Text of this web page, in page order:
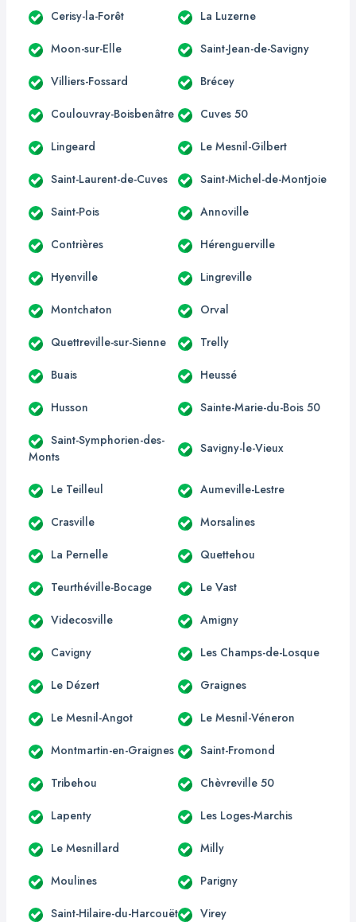
Cerisy-la-Forêt La Luzerne
Moon-sur-Elle Saint-Jean-de-Savigny
Villiers-Fossard Brécey
Coulouvray-Boisbenâtre Cuves 50
Lingeard Le Mesnil-Gilbert
Saint-Laurent-de-Cuves Saint-Michel-de-Montjoie
Saint-Pois Annoville
Contrières Hérenguerville
Hyenville Lingreville
Montchaton Orval
Quettreville-sur-Sienne Trelly
Buais Heussé
Husson Sainte-Marie-du-Bois 50
Saint-Symphorien-des-
Monts
Savigny-le-Vieux
Le Teilleul Aumeville-Lestre
Crasville Morsalines
La Pernelle Quettehou
Teurthéville-Bocage Le Vast
Videcosville Amigny
Cavigny Les Champs-de-Losque
Le Dézert Graignes
Le Mesnil-Angot Le Mesnil-Véneron
Montmartin-en-Graignes Saint-Fromond
Tribehou Chèvreville 50
Lapenty Les Loges-Marchis
Le Mesnillard Milly
Moulines Parigny
Saint-Hilaire-du-Harcouët Virey